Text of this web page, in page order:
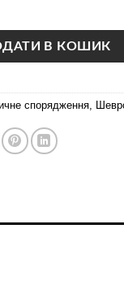
і дає перемогу
В КОШИК
спорядження